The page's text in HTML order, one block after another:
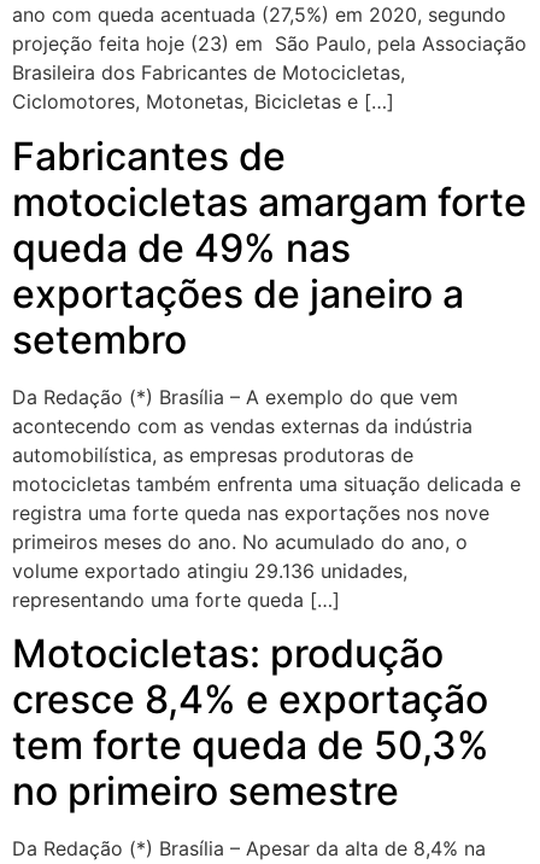
ano com queda acentuada (27,5%) em 2020, segundo
projeção feita hoje (23) em São Paulo, pela Associação
Brasileira dos Fabricantes de Motocicletas,
Ciclomotores, Motonetas, Bicicletas e […]
Fabricantes de
motocicletas amargam forte
queda de 49% nas
exportações de janeiro a
setembro
Da Redação (*) Brasília – A exemplo do que vem
acontecendo com as vendas externas da indústria
automobilística, as empresas produtoras de
motocicletas também enfrenta uma situação delicada e
registra uma forte queda nas exportações nos nove
primeiros meses do ano. No acumulado do ano, o
volume exportado atingiu 29.136 unidades,
representando uma forte queda […]
Motocicletas: produção
cresce 8,4% e exportação
tem forte queda de 50,3%
no primeiro semestre
Da Redação (*) Brasília – Apesar da alta de 8,4% na